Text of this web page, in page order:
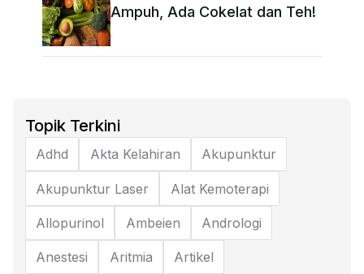
Ampuh, Ada Cokelat dan Teh!
Topik Terkini
Adhd Akta Kelahiran Akupunktur
Akupunktur Laser Alat Kemoterapi
Allopurinol Ambeien Andrologi
Anestesi Aritmia Artikel